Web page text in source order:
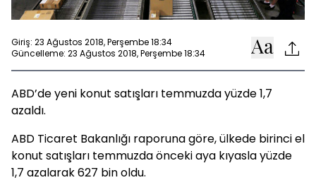
Giriş: 23 Ağustos 2018, Perşembe 18:34
Güncelleme: 23 Ağustos 2018, Perşembe 18:34
ABD’de yeni konut satışları temmuzda yüzde 1,7
azaldı.
ABD Ticaret Bakanlığı raporuna göre, ülkede birinci el
konut satışları temmuzda önceki aya kıyasla yüzde
1,7 azalarak 627 bin oldu.